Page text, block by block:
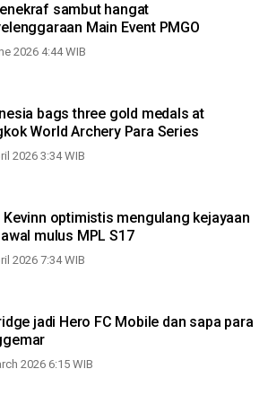
sambut hangat
Main Event PMGO
2026 4:44 WIB
bags three gold medals at
World Archery Para Series
2026 3:34 WIB
Kevinn optimistis mengulang kejayaan
mulus MPL S17
2026 7:34 WIB
jadi Hero FC Mobile dan sapa para
2026 6:15 WIB